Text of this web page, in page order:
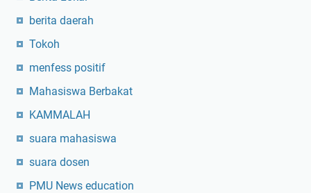
berita daerah
Tokoh
menfess positif
Mahasiswa Berbakat
KAMMALAH
suara mahasiswa
suara dosen
PMU News education